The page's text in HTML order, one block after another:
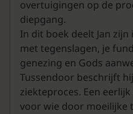
overtuigingen op de
diepgang.
In dit boek deelt Jan
met tegenslagen, je
genezing en Gods
Tussendoor beschrijft
ziekteproces. Een
voor wie door moeilijke